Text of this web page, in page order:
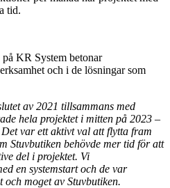
tid.
KR System betonar
och i de lösningar som
av 2021 tillsammans med
hela projektet i mitten på 2023 –
var ett aktivt val att flytta fram
Stuvbutiken behövde mer tid för att
del i projektet. Vi
en systemstart och de var
moget av Stuvbutiken.